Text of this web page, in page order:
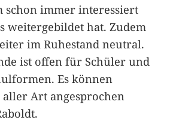
schon immer interessiert
weitergebildet hat. Zudem
im Ruhestand neutral.
ist offen für Schüler und
Es können
Art angesprochen